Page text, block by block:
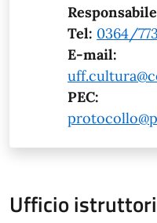
Tel: 0364/
E-mail:
PEC:
Ufficio